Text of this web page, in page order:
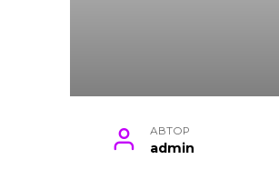
АВТОР
admin